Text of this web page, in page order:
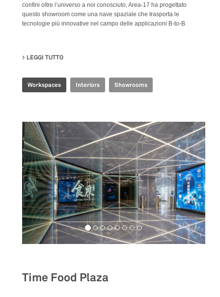
confini oltre l’universo a noi conosciuto, Area-17 ha progettato
questo showroom come una nave spaziale che trasporta le
tecnologie più innovative nel campo delle applicazioni B-to-B.
LEGGI TUTTO
Workspaces Interiors Showrooms
Time Food Plaza